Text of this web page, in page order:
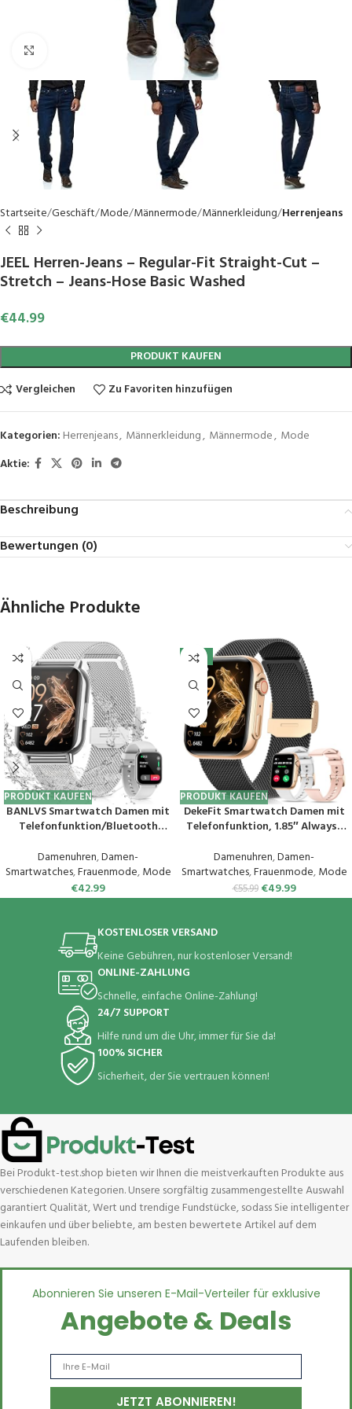
Startseite Geschäft Mode Männermode Männerkleidung Herrenjeans
JEEL Herren-Jeans – Regular-Fit Straight-Cut –
Stretch – Jeans-Hose Basic Washed
€44.99
PRODUKT KAUFEN
Vergleichen
Zu Favoriten hinzufügen
Kategorien: Herrenjeans, Männerkleidung, Männermode, Mode
Aktie:
Beschreibung
Bewertungen (0)
Ähnliche Produkte
PRODUKT KAUFEN
BANLVS Smartwatch Damen mit
Telefonfunktion/Bluetooth
Menstruationszyklus, Pulsuhr,
Schlafmonitor, SpO2, IP68
Wasserdicht Schrittzähler
Fitness Tracker iOS Android
Damenuhren,Damen-
Smartwatches,Frauenmode,Mode
€42.99
-11%
PRODUKT KAUFEN
DekeFit Smartwatch Damen mit
Telefonfunktion, 1.85″ Always-
mit
Schlafmonitor/Herzfrequenz/Sp
O2, 120+ Sportuhr IP68
Wasserdicht für iOS Android
Damenuhren,Damen-
Smartwatches,Frauenmode,Mode
€55.99 €49.99
KOSTENLOSER VERSAND
Keine Gebühren, nur kostenloser Versand!
ONLINE-ZAHLUNG
Schnelle, einfache Online-Zahlung!
24/7 SUPPORT
Hilfe rund um die Uhr, immer für Sie da!
100% SICHER
Sicherheit, der Sie vertrauen können!
Bei Produkt-test.shop bieten wir Ihnen die meistverkauften Produkte aus
verschiedenen Kategorien. Unsere sorgfältig zusammengestellte Auswahl
garantiert Qualität, Wert und trendige Fundstücke, sodass Sie intelligenter
einkaufen und über beliebte, am besten bewertete Artikel auf dem
Laufenden bleiben.
Abonnieren Sie unseren E-Mail-Verteiler für exklusive
Angebote & Deals